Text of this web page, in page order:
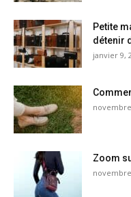
Petite
détenir
janvier 9,
Zoom